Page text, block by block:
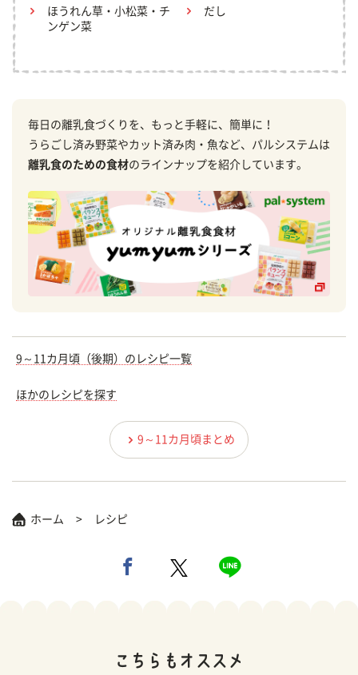
ほうれん草・小松菜・チ
ンゲン菜
だし
毎日の離乳食づくりを、もっと手軽に、簡単に！
うらごし済み野菜やカット済み肉・魚など、パルシステムは
離乳食のための食材のラインナップを紹介しています。
9～11カ月頃（後期）のレシピ一覧
ほかのレシピを探す
9～11カ月頃まとめ
ホーム レシピ